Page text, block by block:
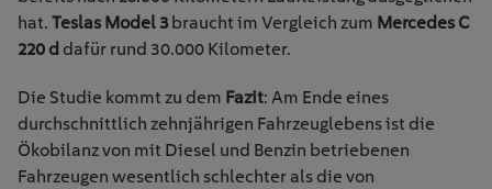
hat. Teslas Model 3 braucht im Vergleich zum Mercedes C
220 d dafür rund 30.000 Kilometer.
Die Studie kommt zu dem Fazit: Am Ende eines
durchschnittlich zehnjährigen Fahrzeuglebens ist die
Ökobilanz von mit Diesel und Benzin betriebenen
Fahrzeugen wesentlich schlechter als die von